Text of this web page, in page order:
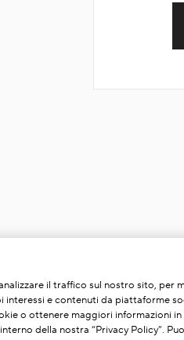
il traffico sul nostro sito, per
interessi e contenuti da piattaforme
o ottenere maggiori informazioni in
della nostra “Privacy Policy”.